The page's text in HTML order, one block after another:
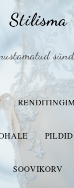
Stilisma
PILDID
SOOVIKORV